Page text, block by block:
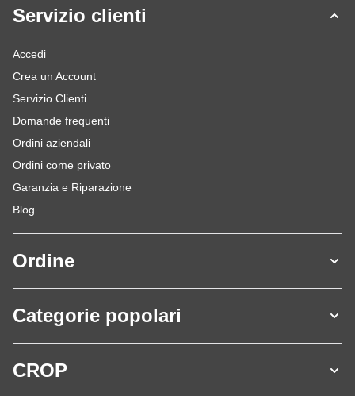
Servizio clienti
Accedi
Crea un Account
Servizio Clienti
Domande frequenti
Ordini aziendali
Ordini come privato
Garanzia e Riparazione
Blog
Ordine
Categorie popolari
CROP